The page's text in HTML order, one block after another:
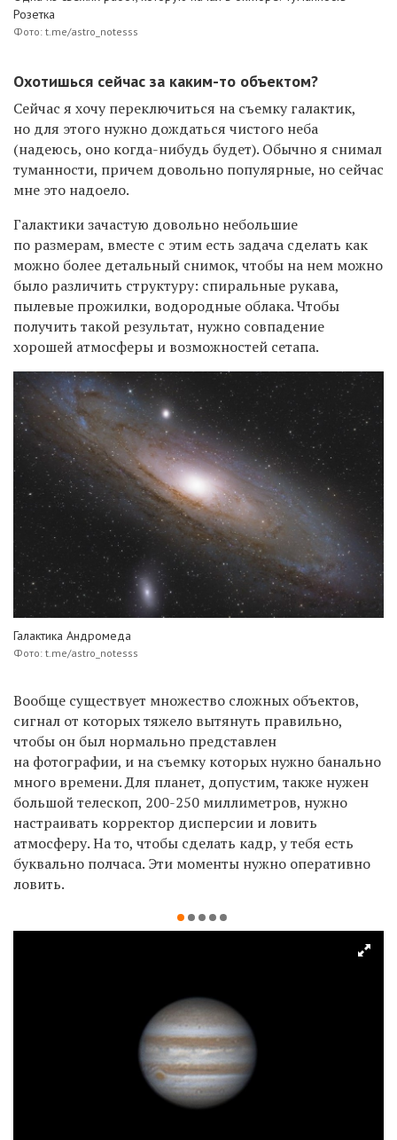
Розетка
Фото: t.me/astro_notesss
Охотишься сейчас за каким-то объектом?
Сейчас я хочу переключиться на съемку галактик,
но для этого нужно дождаться чистого неба
(надеюсь, оно когда-нибудь будет). Обычно я снимал
туманности, причем довольно популярные, но сейчас
мне это надоело.
Галактики зачастую довольно небольшие
по размерам, вместе с этим есть задача сделать как
можно более детальный снимок, чтобы на нем можно
было различить структуру: спиральные рукава,
пылевые прожилки, водородные облака. Чтобы
получить такой результат, нужно совпадение
хорошей атмосферы и возможностей сетапа.
Галактика Андромеда
Фото: t.me/astro_notesss
Вообще существует множество сложных объектов,
сигнал от которых тяжело вытянуть правильно,
чтобы он был нормально представлен
на фотографии, и на съемку которых нужно банально
много времени. Для планет, допустим, также нужен
большой телескоп, 200-250 миллиметров, нужно
настраивать корректор дисперсии и ловить
атмосферу. На то, чтобы сделать кадр, у тебя есть
буквально полчаса. Эти моменты нужно оперативно
ловить.